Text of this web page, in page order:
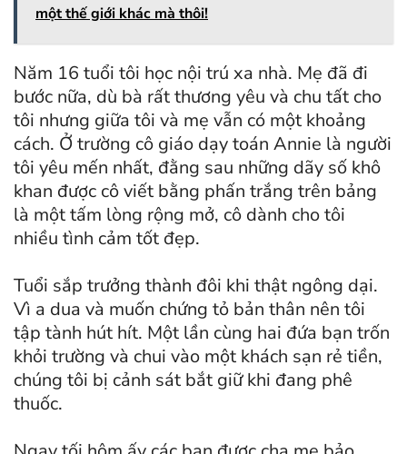
một thế giới khác mà thôi!
Năm 16 tuổi tôi học nội trú xa nhà. Mẹ đã đi
bước nữa, dù bà rất thương yêu và chu tất cho
tôi nhưng giữa tôi và mẹ vẫn có một khoảng
cách. Ở trường cô giáo dạy toán Annie là người
tôi yêu mến nhất, đằng sau những dãy số khô
khan được cô viết bằng phấn trắng trên bảng
là một tấm lòng rộng mở, cô dành cho tôi
nhiều tình cảm tốt đẹp.
Tuổi sắp trưởng thành đôi khi thật ngông dại.
Vì a dua và muốn chứng tỏ bản thân nên tôi
tập tành hút hít. Một lần cùng hai đứa bạn trốn
khỏi trường và chui vào một khách sạn rẻ tiền,
chúng tôi bị cảnh sát bắt giữ khi đang phê
thuốc.